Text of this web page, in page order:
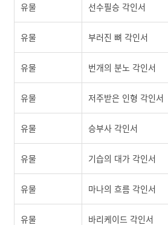
유물 선수필승 각인서
유물 부러진 뼈 각인서
유물 번개의 분노 각인서
유물 저주받은 인형 각인서
유물 승부사 각인서
유물 기습의 대가 각인서
유물 마나의 흐름 각인서
유물 바리케이드 각인서